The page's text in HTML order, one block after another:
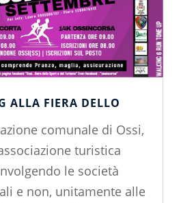
ALLA FIERA DELLO
comunale di Ossi,
turistica
le società
e non, unitamente alle